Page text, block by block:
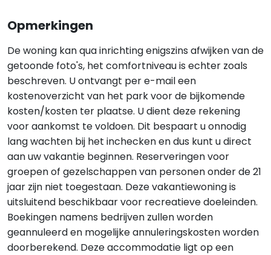
Opmerkingen
De woning kan qua inrichting enigszins afwijken van de
getoonde foto's, het comfortniveau is echter zoals
beschreven. U ontvangt per e-mail een
kostenoverzicht van het park voor de bijkomende
kosten/kosten ter plaatse. U dient deze rekening
voor aankomst te voldoen. Dit bespaart u onnodig
lang wachten bij het inchecken en dus kunt u direct
aan uw vakantie beginnen. Reserveringen voor
groepen of gezelschappen van personen onder de 21
jaar zijn niet toegestaan. Deze vakantiewoning is
uitsluitend beschikbaar voor recreatieve doeleinden.
Boekingen namens bedrijven zullen worden
geannuleerd en mogelijke annuleringskosten worden
doorberekend. Deze accommodatie ligt op een